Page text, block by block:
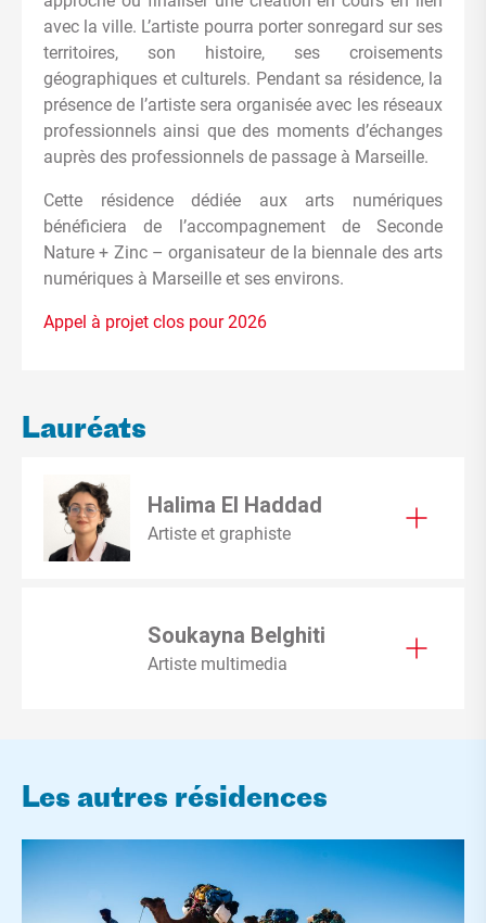
avec la ville. L’artiste pourra porter sonregard sur ses
territoires, son histoire, ses croisements
géographiques et culturels. Pendant sa résidence, la
présence de l’artiste sera organisée avec les réseaux
professionnels ainsi que des moments d’échanges
auprès des professionnels de passage à Marseille.
Cette résidence dédiée aux arts numériques
bénéficiera de l’accompagnement de Seconde
Nature + Zinc – organisateur de la biennale des arts
numériques à Marseille et ses environs.
Appel à projet clos pour 2026
Lauréats
Halima El Haddad
Artiste et graphiste
Soukayna Belghiti
Artiste multimedia
Les autres résidences